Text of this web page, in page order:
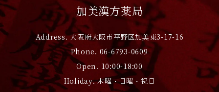
加美漢方薬局
Address. 大阪府大阪市平野区加美東3-17-16
Phone. 06-6793-0609
Open. 10:00-18:00
Holiday. 木曜・日曜・祝日